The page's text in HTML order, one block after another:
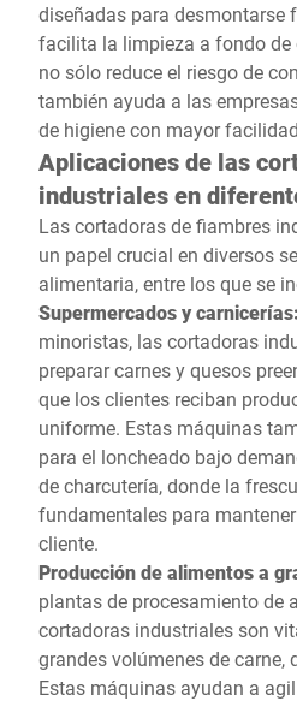
diseñadas para desmontarse
facilita la limpieza a fondo de
no sólo reduce el riesgo de
también ayuda a las
de higiene con mayor
Aplicaciones de las
industriales en
Las cortadoras de fiambres
un papel crucial en diversos
alimentaria, entre los que se
Supermercados y carnicerías:
minoristas, las cortadoras
preparar carnes y quesos
que los clientes reciban
uniforme. Estas máquinas
para el loncheado bajo
de charcutería, donde la
fundamentales para
cliente.
Producción de alimentos a
plantas de procesamiento de
cortadoras industriales son
grandes volúmenes de carne,
Estas máquinas ayudan a